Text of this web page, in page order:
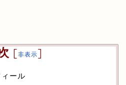
[非表示]
ール